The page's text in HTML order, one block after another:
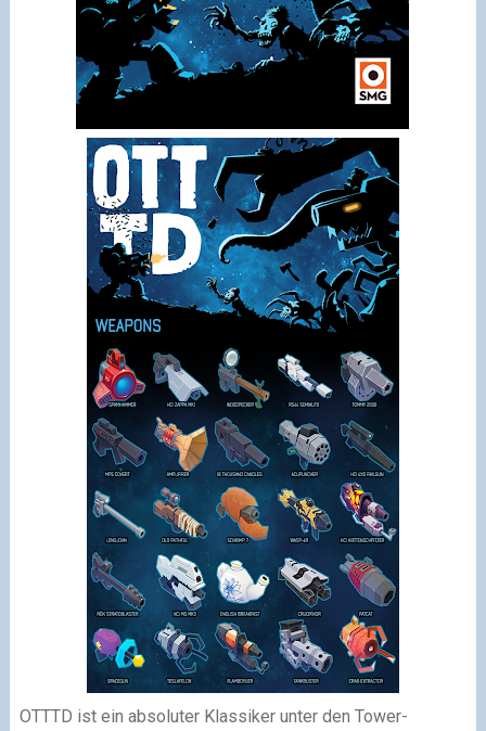
OTTTD ist ein absoluter Klassiker unter den Tower-